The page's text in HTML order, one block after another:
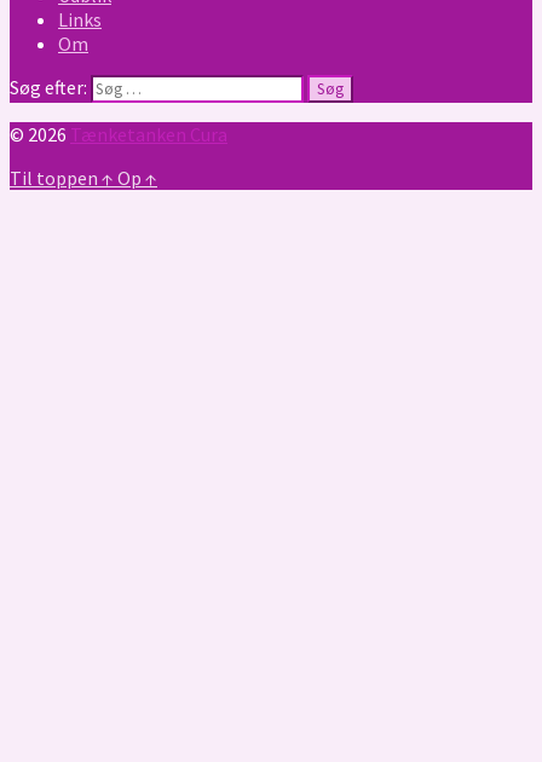
Links
Om
Søg efter:
© 2026 Tænketanken Cura
Til toppen ↑ Op ↑